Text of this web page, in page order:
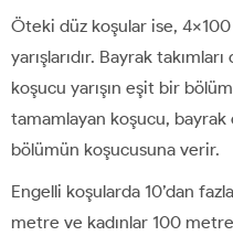
Öteki düz koşular ise,
yarışlarıdır. Bayrak
koşucu yarışın eşit bir
tamamlayan koşucu,
bölümün koşucusuna verir.
Engelli koşularda 10’dan
metre ve kadınlar 100